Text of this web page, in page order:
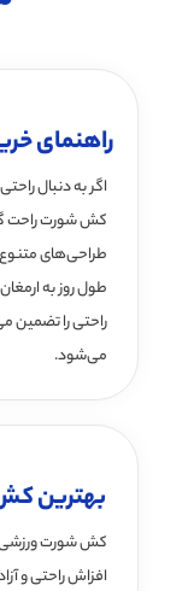
راهنمای
اگر به دنبال
کش شورت راحت
طراحی‌های متنوع
طول روز به
راحتی را تضمین
می‌شود.
بهترین
کش شورت ورزشی
افزاش راحتی و